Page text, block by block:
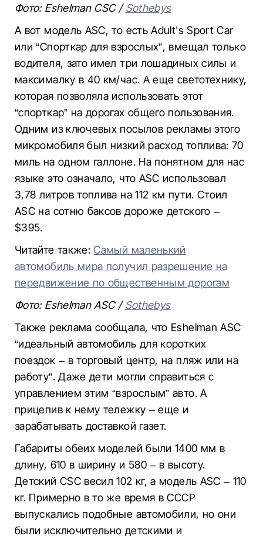
Фото: Eshelman СSC /Sothebys
А вот модель ASC, то есть Adult's Sport Car
или “Спорткар для взрослых”, вмещал только
водителя, зато имел три лошадиных силы и
максималку в 40 км/час. А еще светотехнику,
которая позволяла использовать этот
“спорткар” на дорогах общего пользования.
Одним из ключевых посылов рекламы этого
микромобиля был низкий расход топлива: 70
миль на одном галлоне. На понятном для нас
языке это означало, что ASC использовал
3,78 литров топлива на 112 км пути. Стоил
ASC на сотню баксов дороже детского –
$395.
Читайте также:Самый маленький
автомобиль мира получил разрешение на
передвижение по общественным дорогам
Фото: Eshelman ASC /Sothebys
Также реклама сообщала, что Eshelman ASC
“идеальный автомобиль для коротких
поездок – в торговый центр, на пляж или на
работу”. Даже дети могли справиться с
управлением этим “взрослым” авто. А
прицепив к нему тележку – еще и
зарабатывать доставкой газет.
Габариты обеих моделей были 1400 мм в
длину, 610 в ширину и 580 – в высоту.
Детский CSC весил 102 кг, а модель ASC – 110
кг. Примерно в то же время в СССР
выпускались подобные автомобили, но они
были исключительно детскими и